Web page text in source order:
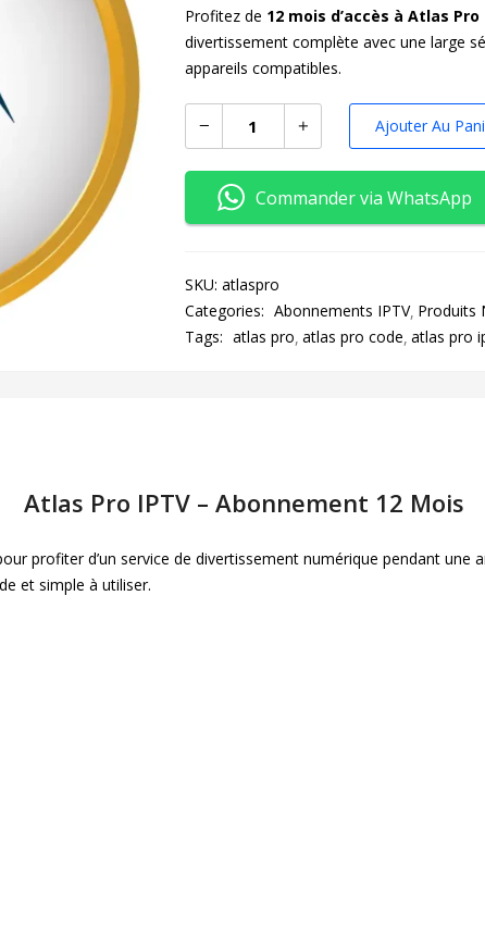
Profitez de 12 mois d’accès à Atlas Pro
divertissement complète avec une large
appareils compatibles.
Ajouter Au
Commander via WhatsApp
SKU: atlaspro
Categories: Abonnements IPTV Produits
Tags: atlas pro atlas pro code atlas pro
Atlas Pro IPTV – Abonnement 12 Mois
profiter d’un service de divertissement numérique pendant une
et simple à utiliser.